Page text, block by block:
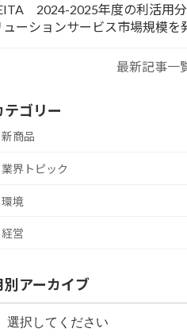
2024-2025年度の利活用
ューションサービス市場規模を
最新記事一
テゴリー
新商品
業界トピック
環境
経営
別アーカイブ